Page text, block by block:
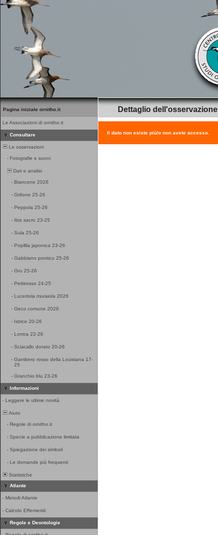
Pagina iniziale ornitho.it
Le Associazioni di ornitho.it
Consultare
Le osservazioni
- Fotografie e suoni
Dati e analisi
- Biancone 2026
- Grifone 25-26
- Peppola 25-26
- Ibis sacro 23-25
- Sula 25-26
- Popillia japonica 23-26
- Gabbiano pontico 25-26
- Gru 25-26
- Pettirosso 24-25
- Lucertola muraiola 2026
- Geco comune 2026
- Istrice 20-26
- Lontra 22-26
- Sciacallo dorato 20-26
- Gambero rosso della Louisiana 17-
25
- Granchio blu 23-26
Informazioni
- Leggere le ultime novità
Aiuto
- Regole di ornitho.it
- Specie a pubblicazione limitata
- Spiegazione dei simboli
- Le domande più frequenti
Statistiche
Atlante
- Metodi Atlante
- Calcolo Effemeridi
Regole e Deontologie
Dettaglio dell'osservazione
Il dato non esiste più/o non avete accesso.